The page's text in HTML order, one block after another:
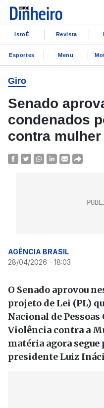
IstoÉ Revista
Esportes Menu
Giro
Senado
condenados
contra mulher
AGÊNCIA BRASIL
28/04/2026 - 18:03
O Senado aprovou
projeto de Lei (PL)
Nacional de
Violência contra a
matéria agora segue
presidente Luiz